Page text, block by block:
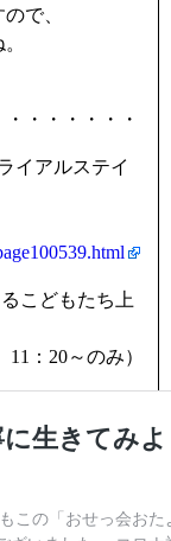
で、
・・・・・・
イアルステイ
こどもたち上
：20～のみ）